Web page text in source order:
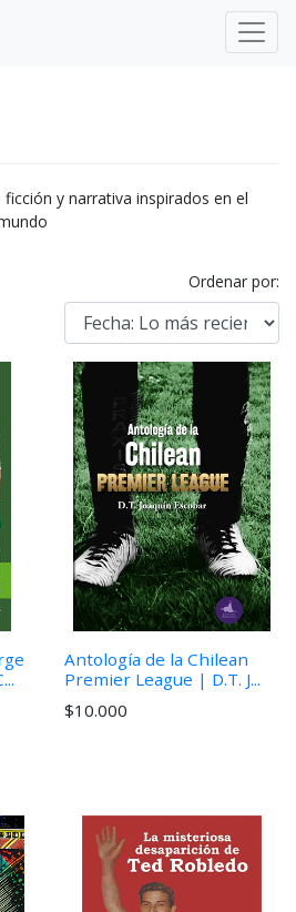
y narrativa inspirados en el
Ordenar por:
Antología de la Chilean
Premier League | D.T. J...
$10.000